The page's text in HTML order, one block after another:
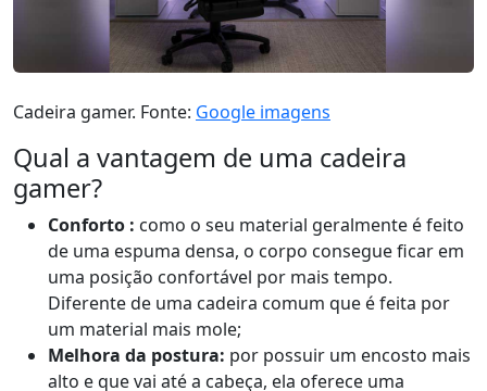
Cadeira gamer. Fonte: Google imagens
Qual a vantagem de uma cadeira
gamer?
Conforto : como o seu material geralmente é feito
de uma espuma densa, o corpo consegue ficar em
uma posição confortável por mais tempo.
Diferente de uma cadeira comum que é feita por
um material mais mole;
Melhora da postura: por possuir um encosto mais
alto e que vai até a cabeça, ela oferece uma